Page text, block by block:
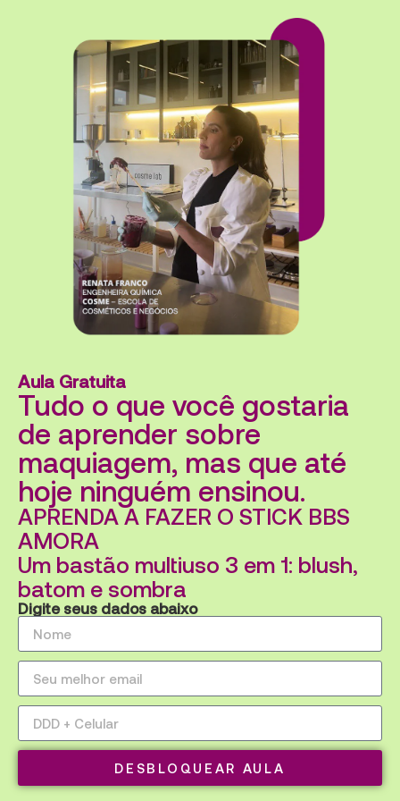
Aula Gratuita
Tudo o que você gostaria
de aprender sobre
maquiagem, mas que até
hoje ninguém ensinou.
APRENDA A FAZER O STICK BBS
AMORA
Um bastão multiuso 3 em 1: blush,
batom e sombra
Digite seus dados abaixo
DESBLOQUEAR AULA